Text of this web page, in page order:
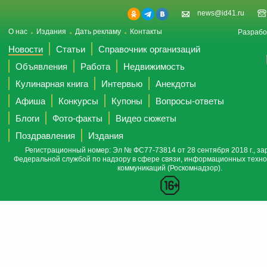
news@id41.ru
О нас Издания Дать рекламу Контакты
Новости Статьи
Справочник организаций
Объявления
Работа
Недвижимость
Кулинарная книга
Интервью
Анекдоты
Афиша
Конкурсы Купоны
Вопросы-ответы
Блоги
Фото-факты
Видео сюжеты
Поздравления
Издания
Регистрационный номер: Эл № ФС77-73814 от 28 сентября 2018 г.,
Федеральной службой по надзору в сфере связи, информационных
коммуникаций (Роскомнадзор).